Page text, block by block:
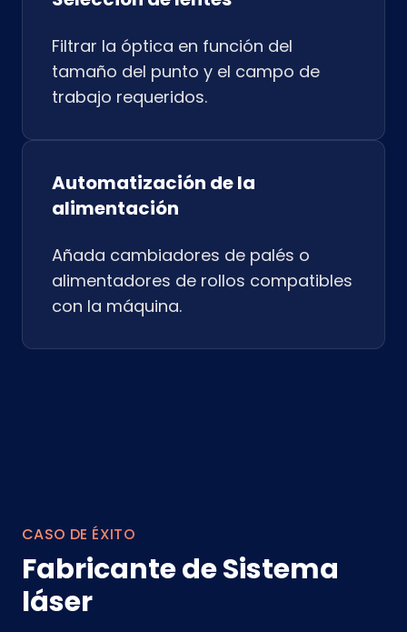
Filtrar la óptica en función del
tamaño del punto y el campo de
trabajo requeridos.
Automatización de la
alimentación
Añada cambiadores de palés o
alimentadores de rollos compatibles
con la máquina.
CASO DE ÉXITO
Fabricante de Sistema
láser